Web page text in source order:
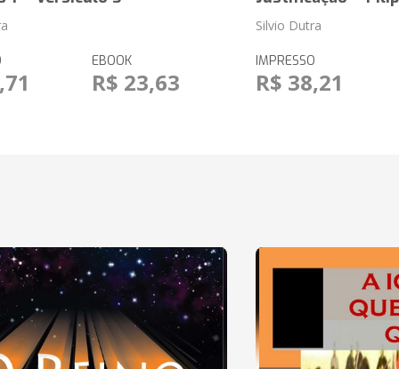
EBOOK
R$ 23,63
Silvio Dutra
IMPRESSO
R$ 38,21